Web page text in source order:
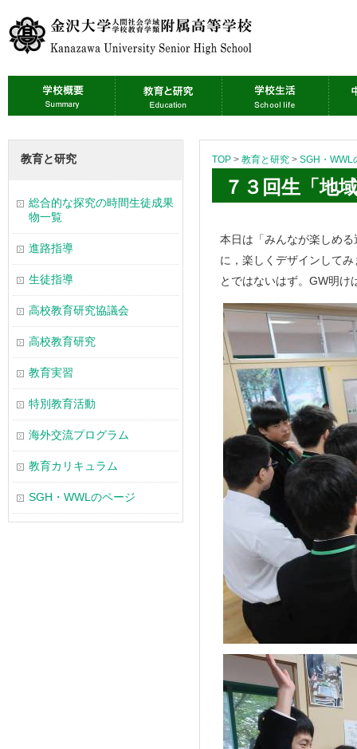
TOP > 教育と研究 > SGH・WWL
７３回生「地
本日は「みんなが楽しめ
に，楽しくデザインして
とではないはず。GW明け
教育と研究
総合的な探究の時間生徒成果
物一覧
進路指導
生徒指導
高校教育研究協議会
高校教育研究
教育実習
特別教育活動
海外交流プログラム
教育カリキュラム
SGH・WWLのページ